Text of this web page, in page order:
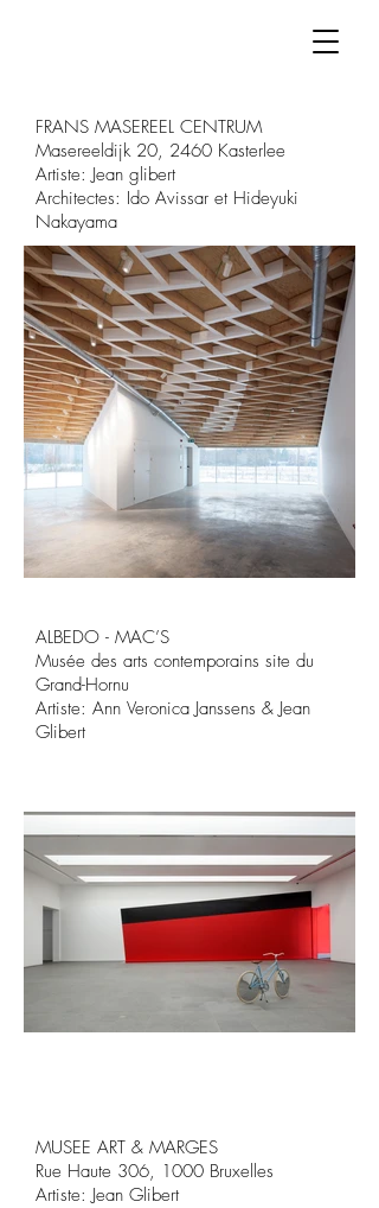
FRANS MASEREEL CENTRUM
Masereeldijk 20, 2460 Kasterlee
Artiste: Jean glibert
Architectes: Ido Avissar et Hideyuki
Nakayama
ALBEDO - MAC’S
Musée des arts contemporains site du
Grand-Hornu
Artiste: Ann Veronica Janssens & Jean
Glibert
MUSEE ART & MARGES
Rue Haute 306, 1000 Bruxelles
Artiste: Jean Glibert